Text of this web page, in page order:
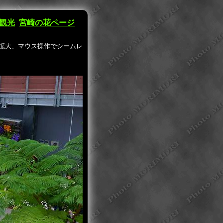
光 宮崎の花ページ
大、マウス操作でシームレ